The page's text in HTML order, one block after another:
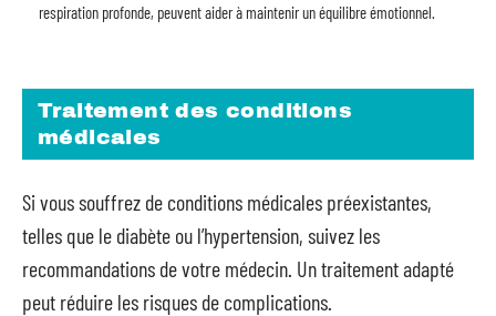
respiration profonde, peuvent aider à maintenir un équilibre émotionnel.
Traitement des conditions
médicales
Si vous souffrez de conditions médicales préexistantes,
telles que le diabète ou l’hypertension, suivez les
recommandations de votre médecin. Un traitement adapté
peut réduire les risques de complications.